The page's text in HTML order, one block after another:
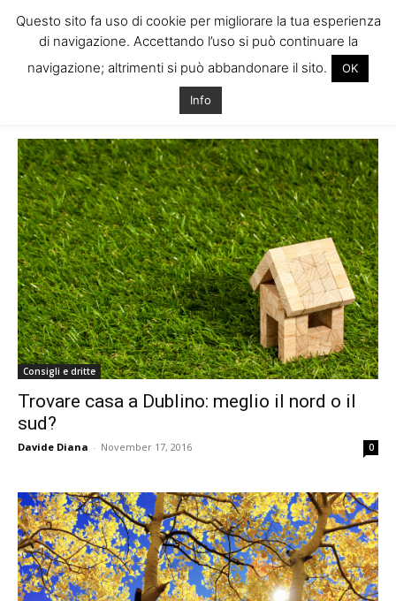
Consigli e dritte
Trovare casa a Dublino: meglio il nord o il
sud?
Davide Diana - November 17, 2016 0
Questo sito fa uso di cookie per migliorare la tua esperienza
di navigazione. Accettando l’uso si può continuare la
navigazione; altrimenti si può abbandonare il sito.
OK
Info